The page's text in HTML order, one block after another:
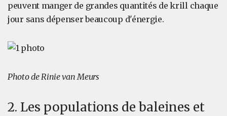
peuvent manger de grandes quantités de krill chaque
jour sans dépenser beaucoup d'énergie.
Photo de Rinie van Meurs
2. Les populations de baleines et